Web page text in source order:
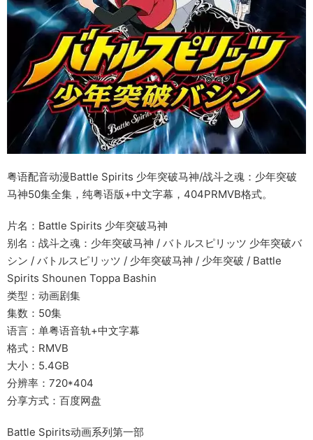
粤语配音动漫Battle Spirits 少年突破马神/战斗之魂：少年突破
马神50集全集，纯粤语版+中文字幕，404PRMVB格式。
片名：Battle Spirits 少年突破马神
别名：战斗之魂：少年突破马神 / バトルスピリッツ 少年突破バ
シン / バトルスピリッツ / 少年突破马神 / 少年突破 / Battle
Spirits Shounen Toppa Bashin
类型：动画剧集
集数：50集
语言：单粤语音轨+中文字幕
格式：RMVB
大小：5.4GB
分辨率：720*404
分享方式：百度网盘
Battle Spirits动画系列第一部